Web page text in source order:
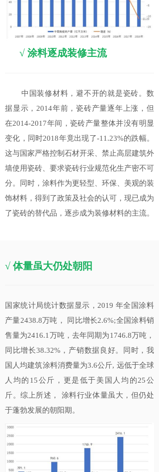
√ 涂料逐成装修主流
中国装修材料，避不开的就是瓷砖。数
据显示，2014年前，瓷砖产量逐年上涨，但
在2014-2017年间，瓷砖产量整体并没有明显
变化，同时2018年竟出现了-11.23%的跌幅。
这与国家严格控制石材开采、禁止高层建筑外
墙使用瓷砖、要求瓷砖行业规范化生产密不可
分。同时，涂料作为更轻型、环保、美观的装
饰材料，得到了政策及社会的认可，现已成为
了瓷砖的替代品，逐步成为装修材料的主流。
国家统计局统计数据显示，2019 年全国涂料
产量2438.8万吨， 同比增长2.6%;全国涂料销
售量为2416.1万吨，去年同期为1746.8万吨，
同比增长38.32%，产销数据良好。同时，我
国人均建筑涂料消费量为3.6公斤, 远低于全球
人均的15公斤，更是低于美国人均的25公
斤。综上所述， 涂料行业体量虽大，但仍处
于蓬勃发展的朝阳期。
√ 体量虽大仍处朝阳